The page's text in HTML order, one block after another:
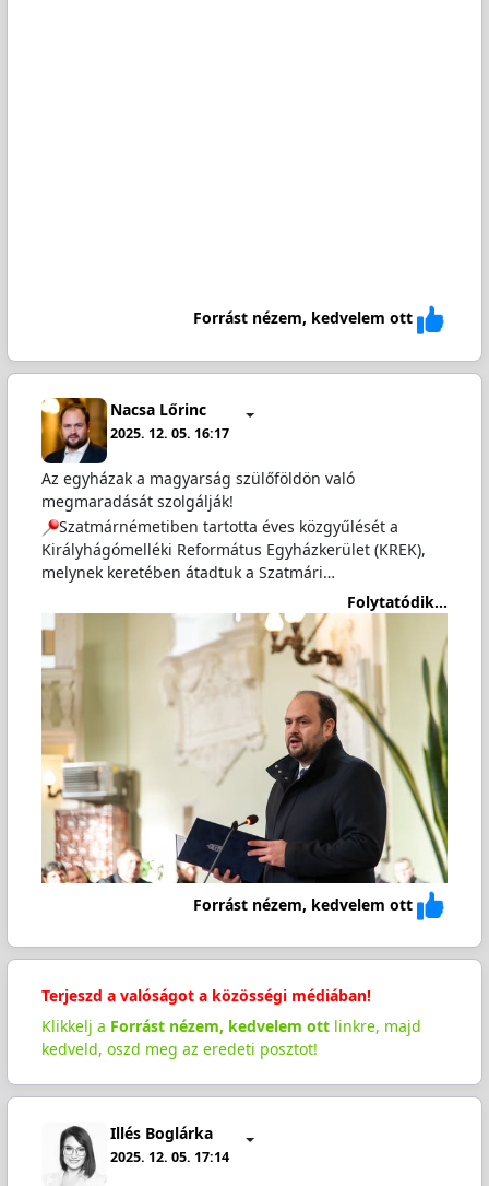
Forrást nézem, kedvelem ott
Nacsa Lőrinc
2025. 12. 05. 16:17
Az egyházak a magyarság szülőföldön való
megmaradását szolgálják!
Szatmárnémetiben tartotta éves közgyűlését a
Királyhágómelléki Református Egyházkerület (KREK),
melynek keretében átadtuk a Szatmári…
Folytatódik...
Forrást nézem, kedvelem ott
Terjeszd a valóságot a közösségi médiában!
Klikkelj a Forrást nézem, kedvelem ottlinkre, majd
kedveld, oszd meg az eredeti posztot!
Illés Boglárka
2025. 12. 05. 17:14